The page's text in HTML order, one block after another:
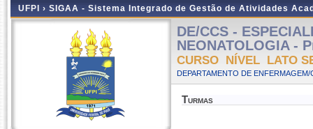
UFPI › SIGAA - Sistema Integrado de Gestão de Atividades
DE/CCS -
NEONATOLOGIA -
CURSO NÍVEL LATO
DEPARTAMENTO DE
Turmas